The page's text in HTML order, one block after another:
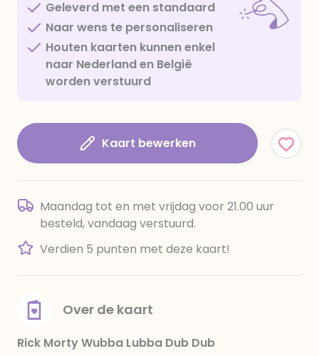
Geleverd met een standaard
Naar wens te personaliseren
Houten kaarten kunnen enkel
naar Nederland en België
worden verstuurd
Kaart bewerken
Maandag tot en met vrijdag voor 21.00 uur
besteld, vandaag verstuurd.
Verdien 5 punten met deze kaart!
Over de kaart
Rick Morty Wubba Lubba Dub Dub